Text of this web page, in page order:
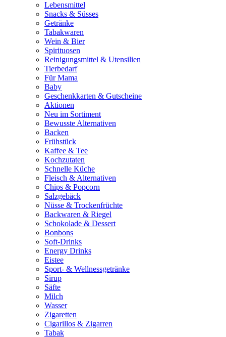
Lebensmittel
Snacks & Süsses
Getränke
Tabakwaren
Wein & Bier
Spirituosen
Reinigungsmittel & Utensilien
Tierbedarf
Für Mama
Baby
Geschenkkarten & Gutscheine
Aktionen
Neu im Sortiment
Bewusste Alternativen
Backen
Frühstück
Kaffee & Tee
Kochzutaten
Schnelle Küche
Fleisch & Alternativen
Chips & Popcorn
Salzgebäck
Nüsse & Trockenfrüchte
Backwaren & Riegel
Schokolade & Dessert
Bonbons
Soft-Drinks
Energy Drinks
Eistee
Sport- & Wellnessgetränke
Sirup
Säfte
Milch
Wasser
Zigaretten
Cigarillos & Zigarren
Tabak